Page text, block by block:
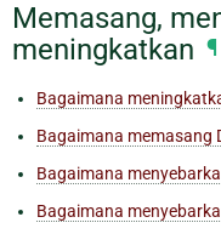
Memasang,
meningkatkan ¶
Bagaimana
Bagaimana memasang
Bagaimana
Bagaimana